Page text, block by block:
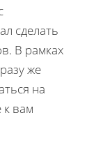
сделать
В рамках
же
на
вам